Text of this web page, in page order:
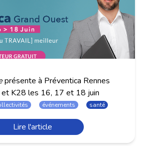
présente à Préventica Rennes
K28 les 16, 17 et 18 juin
événements santé
Lire l'article